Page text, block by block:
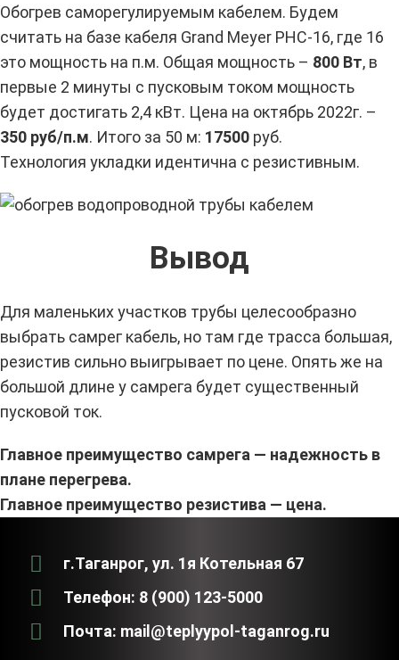
Обогрев саморегулируемым кабелем. Будем
считать на базе кабеля Grand Meyer PHC-16, где 16
это мощность на п.м. Общая мощность – 800 Вт, в
первые 2 минуты с пусковым током мощность
будет достигать 2,4 кВт. Цена на октябрь 2022г. –
350 руб/п.м. Итого за 50 м: 17500 руб.
Технология укладки идентична с резистивным.
Вывод
Для маленьких участков трубы целесообразно
выбрать самрег кабель, но там где трасса большая,
резистив сильно выигрывает по цене. Опять же на
большой длине у самрега будет существенный
пусковой ток.
Главное преимущество самрега — надежность в
плане перегрева.
Главное преимущество резистива — цена.
г.Таганрог, ул. 1я Котельная 67
Телефон: 8 (900) 123-5000
Почта: mail@teplyypol-taganrog.ru